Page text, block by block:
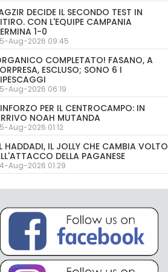
DECIDE IL SECONDO TEST IN
CON L'EQUIPE CAMPANIA
1-0
Aug-2026 09:45
COMPLETATO! FASANO, A
ESCLUSO; SONO 6 I
Aug-2026 06:19
PER IL CENTROCAMPO: IN
NOAH MUTANDA
Aug-2026 01:12
HADDADI, IL JOLLY CHE CAMBIA VOLTO
DELLA PAGANESE
Aug-2026 01:29